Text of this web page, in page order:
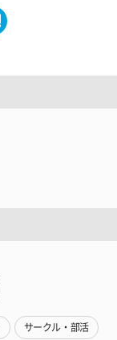
サークル・部活